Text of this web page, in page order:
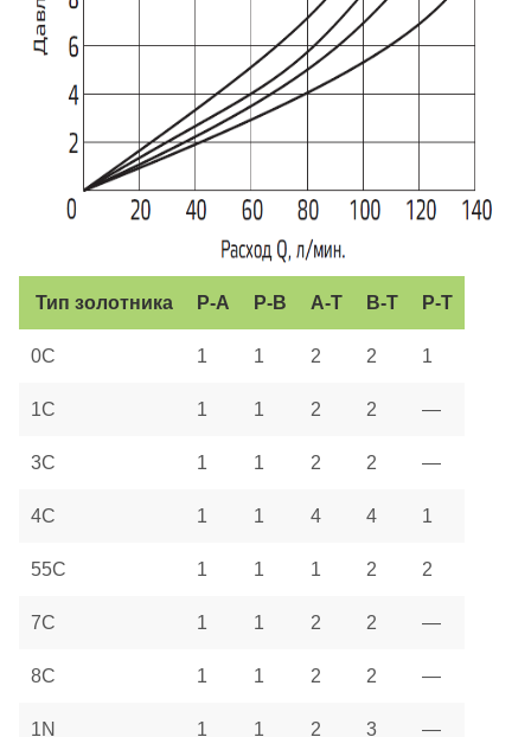
Тип золотника P-A P-B A-T B-T P-T
0C 1 1 2 2 1
1C 1 1 2 2 —
3C 1 1 2 2 —
4C 1 1 4 4 1
55C 1 1 1 2 2
7C 1 1 2 2 —
8C 1 1 2 2 —
1N 1 1 2 3 —